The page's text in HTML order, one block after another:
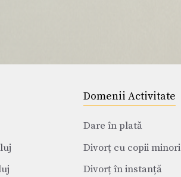
Domenii Activitate
Dare în plată
Divorț cu copii minori
Divorț în instanță